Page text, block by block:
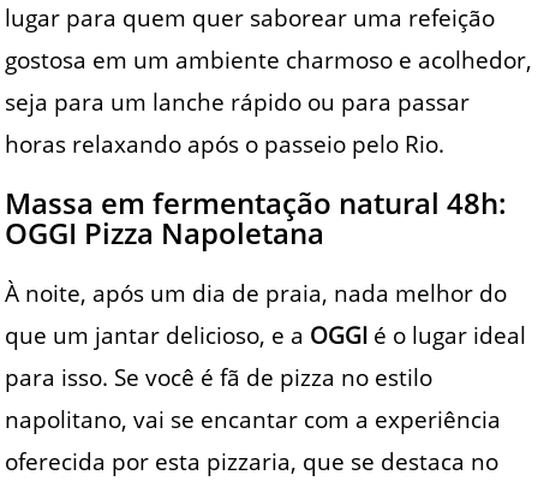
lugar para quem quer saborear uma refeição
gostosa em um ambiente charmoso e acolhedor,
seja para um lanche rápido ou para passar
horas relaxando após o passeio pelo Rio.
Massa em fermentação natural 48h:
OGGI Pizza Napoletana
À noite, após um dia de praia, nada melhor do
que um jantar delicioso, e a OGGI é o lugar ideal
para isso. Se você é fã de pizza no estilo
napolitano, vai se encantar com a experiência
oferecida por esta pizzaria, que se destaca no